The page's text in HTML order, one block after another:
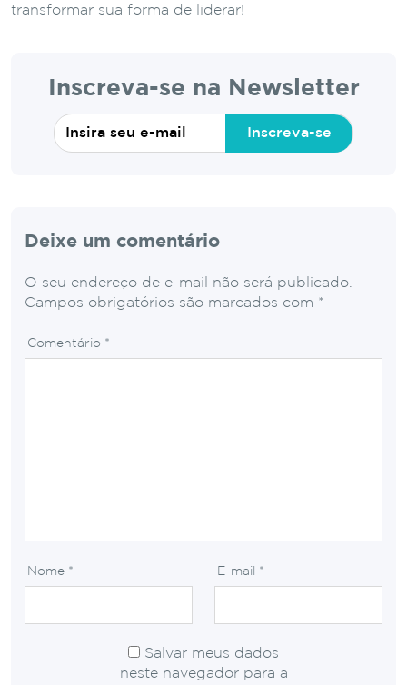
transformar sua forma de liderar!
Inscreva-se na Newsletter
Inscreva-se
Deixe um comentário
O seu endereço de e-mail não será publicado.
Campos obrigatórios são marcados com *
Comentário *
Nome * E-mail *
Salvar meus dados
neste navegador para a